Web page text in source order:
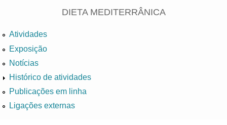
DIETA MEDITERRÂNICA
Atividades
Exposição
Notícias
Histórico de atividades
Publicações em linha
Ligações externas